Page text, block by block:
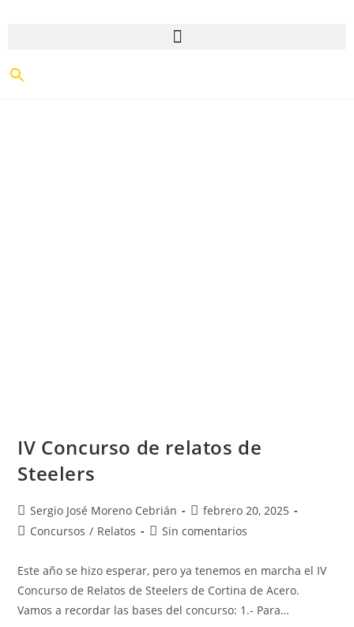
IV Concurso de relatos de
Steelers
Sergio José Moreno Cebrián
febrero 20, 2025
Concursos / Relatos Sin comentarios
Este año se hizo esperar, pero ya tenemos en marcha el IV
Concurso de Relatos de Steelers de Cortina de Acero.
Vamos a recordar las bases del concurso: 1.- Para…